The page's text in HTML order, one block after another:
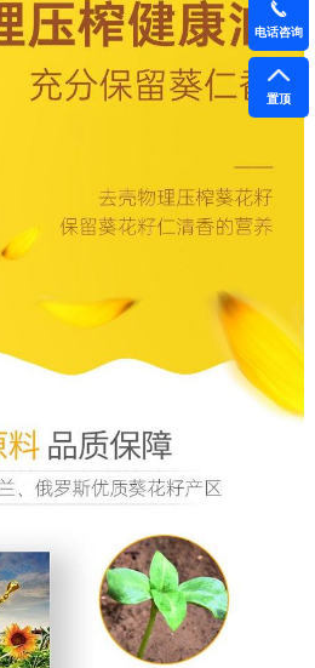
电话咨询
置顶